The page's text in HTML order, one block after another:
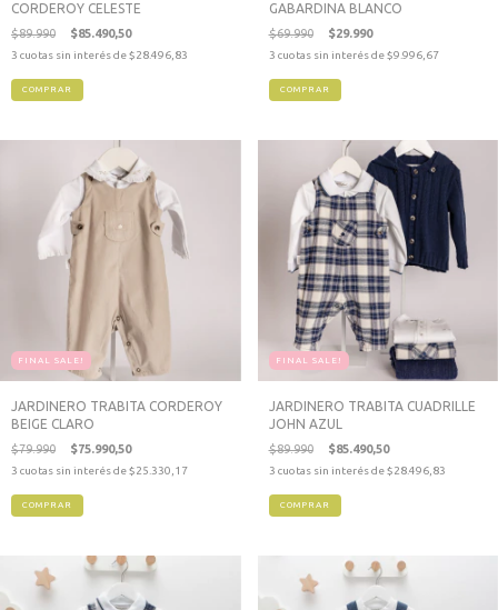
CORDEROY CELESTE
$89.990 $85.490,50
3 cuotas sin interés de$28.496,83
COMPRAR
GABARDINA BLANCO
$69.990 $29.990
3 cuotas sin interés de$9.996,67
COMPRAR
FINAL SALE!
JARDINERO TRABITA CORDEROY
BEIGE CLARO
$79.990 $75.990,50
3 cuotas sin interés de$25.330,17
COMPRAR
FINAL SALE!
JARDINERO TRABITA CUADRILLE
JOHN AZUL
$89.990 $85.490,50
3 cuotas sin interés de$28.496,83
COMPRAR